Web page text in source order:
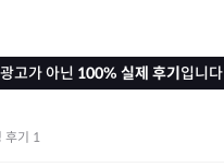
고가 아닌 100% 실제 후기입니다
후기 1